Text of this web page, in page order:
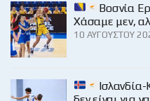
Βοσνία
Χάσαμε μεν,
10 ΑΥΓΟΎΣΤΟΥ